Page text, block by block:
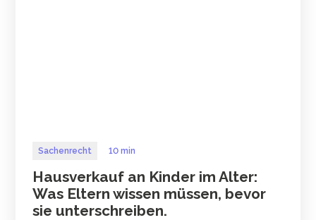
Sachenrecht 10 min
Hausverkauf an Kinder im Alter:
Was Eltern wissen müssen, bevor
sie unterschreiben.